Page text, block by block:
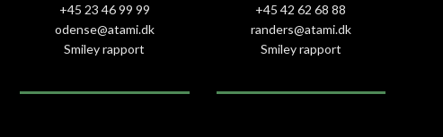
+45 23 46 99 99
odense@atami.dk
Smiley rapport
+45 42 62 68 88
randers@atami.dk
Smiley rapport